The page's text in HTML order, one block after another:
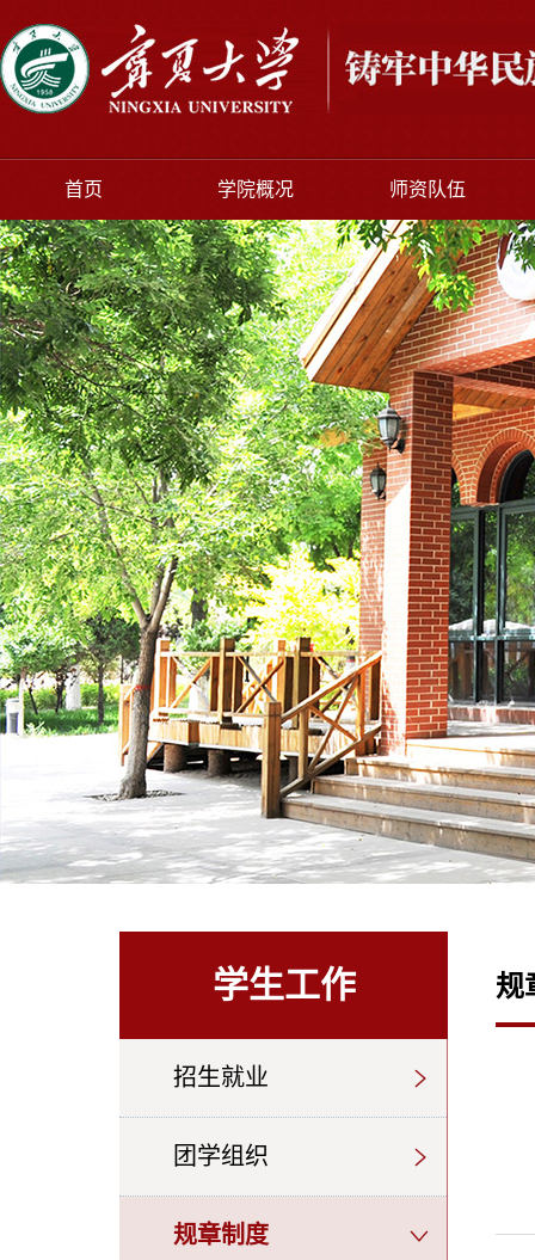
首页 学院概况 师资队伍
学生工作
招生就业
团学组织
规章制度
规